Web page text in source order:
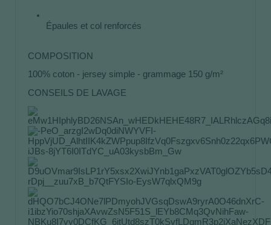
Épaules et col renforcés
COMPOSITION
100% coton - jersey simple - grammage 150 g/m²
CONSEILS DE LAVAGE